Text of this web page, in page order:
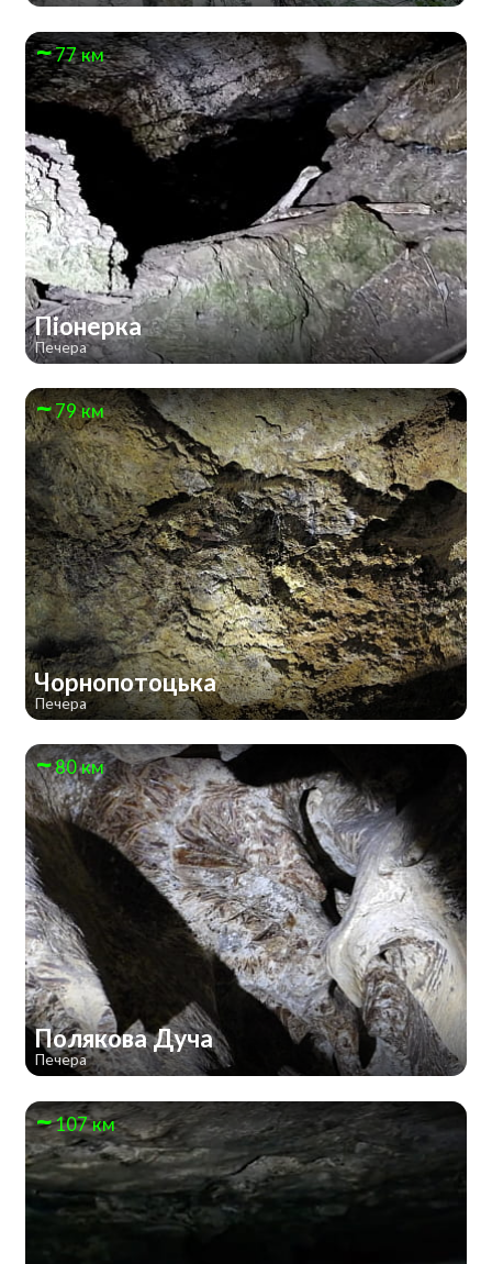
77 км
Піонерка
Печера
79 км
Чорнопотоцька
Печера
80 км
Полякова Дуча
Печера
107 км